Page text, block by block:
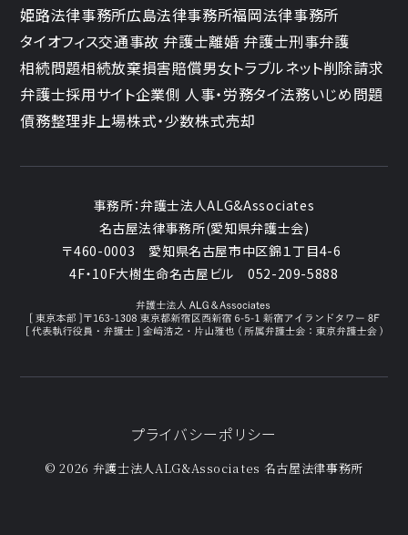
姫路法律事務所広島法律事務所福岡法律事務所
タイオフィス交通事故 弁護士離婚 弁護士刑事弁護
相続問題相続放棄損害賠償男女トラブルネット削除請求
弁護士採用サイト企業側 人事・労務タイ法務いじめ問題
債務整理非上場株式・少数株式売却
事務所：弁護士法人ALG&Associates
名古屋法律事務所(愛知県弁護士会)
〒460-0003
愛知県名古屋市中区錦１丁目4-6
4F・10F大樹生命名古屋ビル
052-209-5888
プライバシーポリシー
© 2026 弁護士法人ALG&Associates 名古屋法律事務所